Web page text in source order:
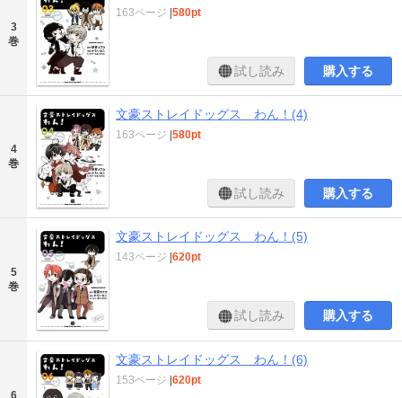
3
巻
163ページ |580pt
試し読み 購入する
4
巻
文豪ストレイドッグス わん！(4)
163ページ |580pt
試し読み 購入する
5
巻
文豪ストレイドッグス わん！(5)
143ページ |620pt
試し読み 購入する
6
文豪ストレイドッグス わん！(6)
153ページ |620pt